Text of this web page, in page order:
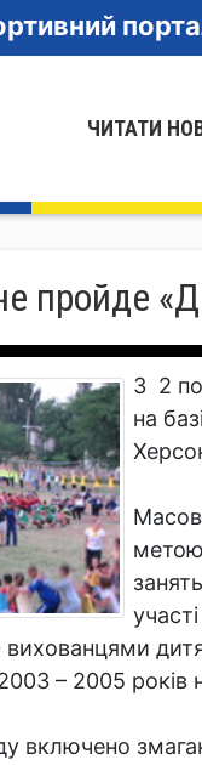
ЧИТАТИ
пройде
З 2 по
на
метою
вихованцями
– 2005 років
включено